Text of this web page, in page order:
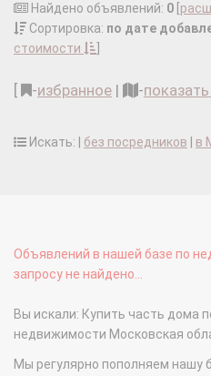
Найдено объявлений: 0
Сортировка: по дате
стоимости
-избранное | -
Искать: | без посредников в
Объявлений в нашей базе по
запросу не найдено...
Вы искали: Купить часть дома
недвижимости Московская
Мы регулярно пополняем нашу